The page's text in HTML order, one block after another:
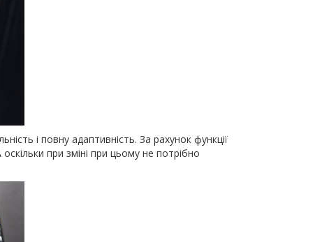
і повну адаптивність. За рахунок функції
при зміні при цьому не потрібно